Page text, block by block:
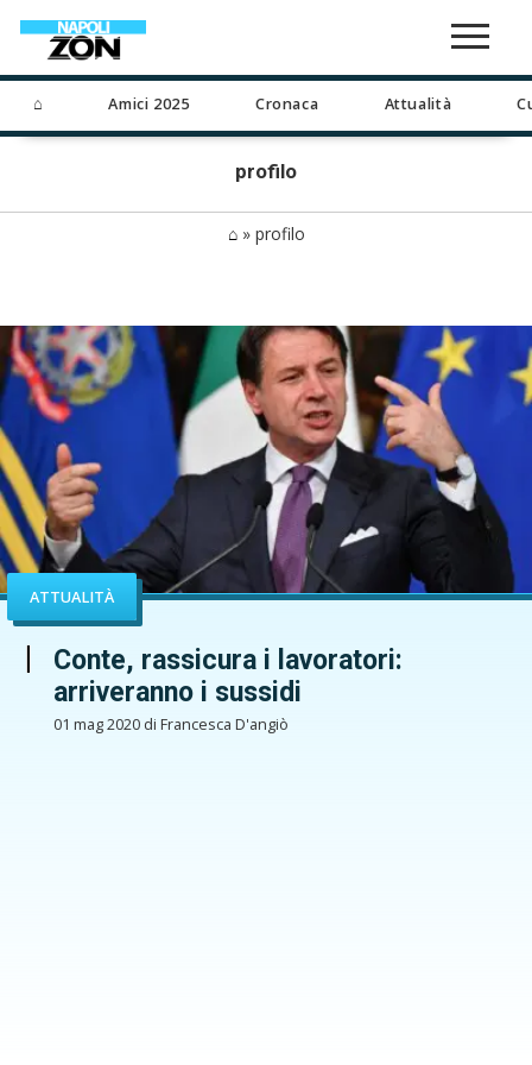
⌂ Amici 2025 Cronaca Attualità
profilo
⌂» profilo
ATTUALITÀ
Conte, rassicura i lavoratori:
arriveranno i sussidi
01 mag 2020 di Francesca D'angiò